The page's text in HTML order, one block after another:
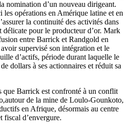
nomination d’un nouveau dirigeant.
opérations en Amérique latine et en
la continuité des activités dans
délicate pour le producteur d’or. Mark
entre Barrick et Randgold en
supervisé son intégration et le
d’actifs, période durant laquelle le
dollars à ses actionnaires et réduit sa
que Barrick est confronté à un conflit
de la mine de Loulo-Gounkoto,
en Afrique, désormais au centre
fiscal d’envergure.